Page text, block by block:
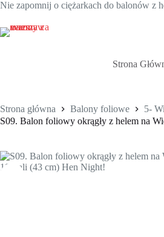
Nie zapomnij o ciężarkach do balonów z
Przejdź
Strona
Strona główna Balony foliowe
5-
S09. Balon foliowy okrągły z helem na